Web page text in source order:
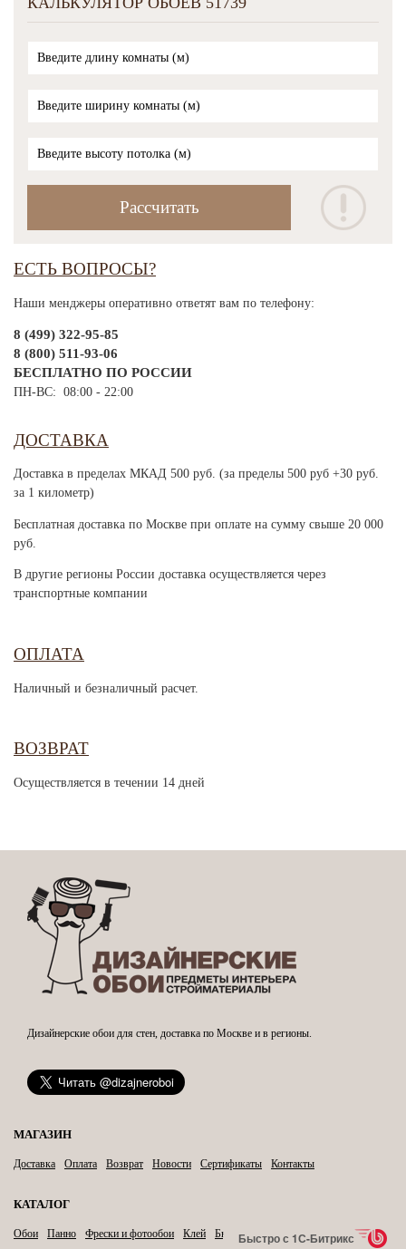
ЕСТЬ ВОПРОСЫ?
Наши менджеры оперативно ответят вам по телефону:
8 (499) 322-95-85
8 (800) 511-93-06
БЕСПЛАТНО ПО РОССИИ
ПН-ВС: 08:00 - 22:00
ДОСТАВКА
Доставка в пределах МКАД 500 руб. (за пределы 500 руб +30 руб.
за 1 километр)
Бесплатная доставка по Москве при оплате на сумму свыше 20 000
руб.
В другие регионы России доставка осуществляется через
транспортные компании
ОПЛАТА
Наличный и безналичный расчет.
ВОЗВРАТ
Осуществляется в течении 14 дней
Дизайнерские обои для стен, доставка по Москве и в регионы.
МАГАЗИН
Доставка Оплата Возврат Новости Сертификаты Контакты
КАТАЛОГ
Обои Панно Фрески и фотообои Клей Бытовая химия Карнизы
Быстро с 1С-Битрикс